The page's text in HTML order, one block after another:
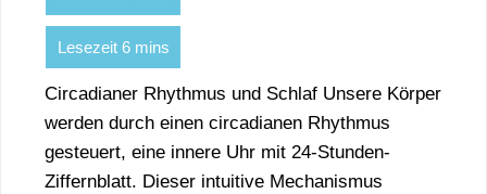
Circadianer Rhythmus und Schlaf Unsere Körper
werden durch einen circadianen Rhythmus
gesteuert, eine innere Uhr mit 24-Stunden-
Ziffernblatt. Dieser intuitive Mechanismus